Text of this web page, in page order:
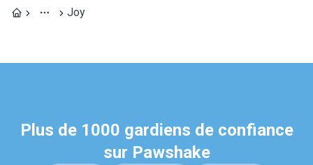
Joy
Plus de 1000 gardiens de confiance
sur Pawshake